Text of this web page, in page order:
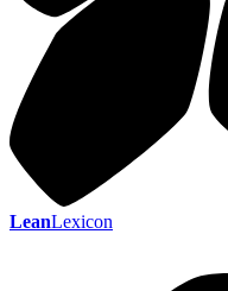
LeanLexicon